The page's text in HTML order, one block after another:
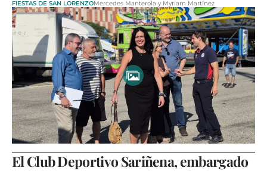
FIESTAS DE SAN LORENZOMercedes Manterola y Myriam Martínez
El Club Deportivo Sariñena, embargado